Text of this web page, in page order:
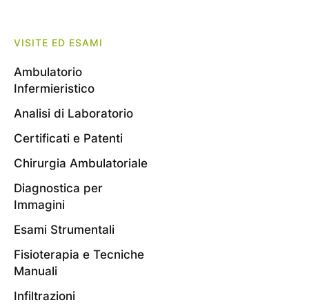
VISITE ED ESAMI
Ambulatorio
Infermieristico
Analisi di Laboratorio
Certificati e Patenti
Chirurgia Ambulatoriale
Diagnostica per
Immagini
Esami Strumentali
Fisioterapia e Tecniche
Manuali
Infiltrazioni